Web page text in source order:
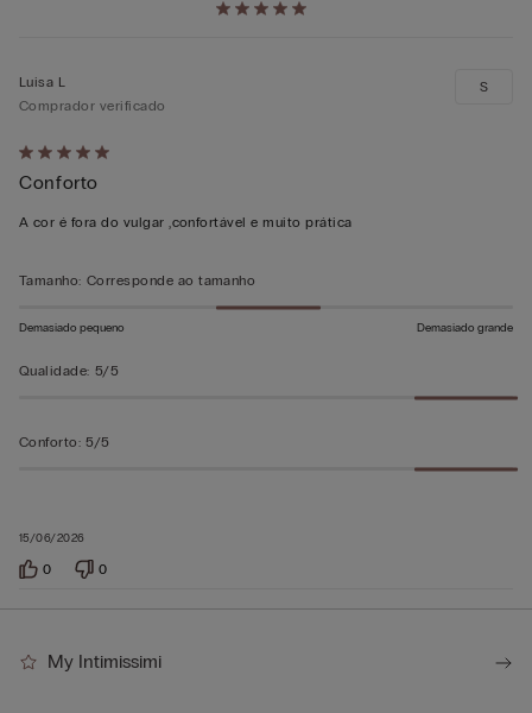
Atribuiu
5
em
15/06/2026
Luisa L
Comprador verificado
Conforto
A cor é fora do vulgar ,confortável e muito prática
S
Tamanho: Corresponde ao tamanho
Demasiado pequeno Demasiado grande
Qualidade: 5/5
Conforto: 5/5
0 0
My Intimissimi